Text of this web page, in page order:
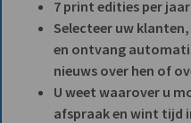
7 print edities per jaar
Selecteer uw
en ontvang
nieuws over hen of
U weet waarover u
afspraak en wint tijd